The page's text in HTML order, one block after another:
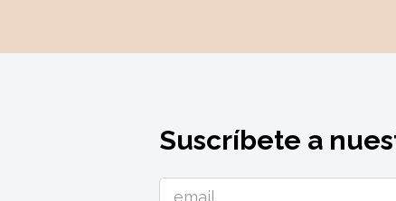
Suscríbete a